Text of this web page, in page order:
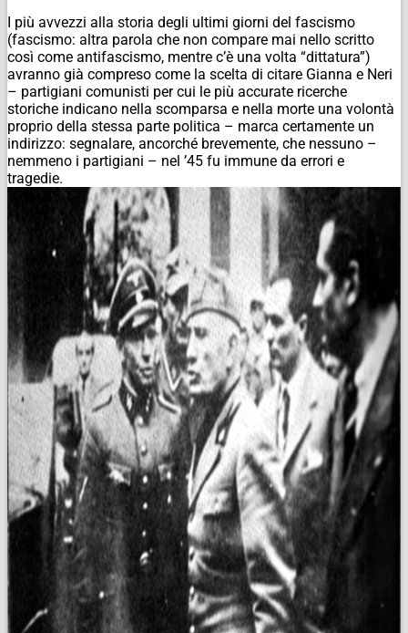
I più avvezzi alla storia degli ultimi giorni del fascismo
(fascismo: altra parola che non compare mai nello scritto
così come antifascismo, mentre c’è una volta “dittatura”)
avranno già compreso come la scelta di citare Gianna e Neri
– partigiani comunisti per cui le più accurate ricerche
storiche indicano nella scomparsa e nella morte una volontà
proprio della stessa parte politica – marca certamente un
indirizzo: segnalare, ancorché brevemente, che nessuno –
nemmeno i partigiani – nel ’45 fu immune da errori e
tragedie.